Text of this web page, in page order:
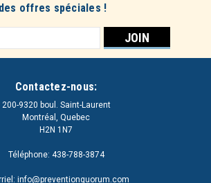
des offres spéciales !
Contactez-nous:
200-9320 boul. Saint-Laurent
Montréal, Quebec
H2N 1N7
Téléphone: 438-788-3874
info@preventionquorum.com